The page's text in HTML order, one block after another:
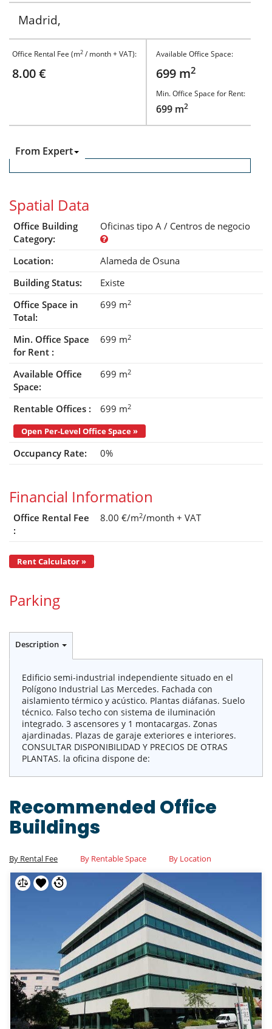
Madrid,
Office Rental Fee (m2 / month + VAT):
8.00 €
Available Office Space:
699 m2
Min. Office Space for Rent:
699 m2
From Expert
Spatial Data
Office Building
Category:
Oficinas tipo A / Centros de negocio
Location:
Alameda de Osuna
Building Status:
Existe
Office Space in
Total:
699 m2
Min. Office Space
for Rent :
699 m2
Available Office
Space:
699 m2
Rentable Offices : 699 m2
Open Per-Level Office Space »
Occupancy Rate: 0%
Financial Information
Office Rental Fee
:
8.00 €/m2/month + VAT
Rent Calculator »
Parking
Description
Edificio semi-industrial independiente situado en el
Polígono Industrial Las Mercedes. Fachada con
aislamiento térmico y acústico. Plantas diáfanas. Suelo
técnico. Falso techo con sistema de iluminación
integrado. 3 ascensores y 1 montacargas. Zonas
ajardinadas. Plazas de garaje exteriores e interiores.
CONSULTAR DISPONIBILIDAD Y PRECIOS DE OTRAS
PLANTAS. la oficina dispone de:
Recommended Office
Buildings
By Rental Fee By Rentable Space By Location